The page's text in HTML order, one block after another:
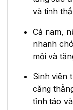
và tinh
Cả nam,
nhanh
mỏi và
Sinh viên
căng
tỉnh táo